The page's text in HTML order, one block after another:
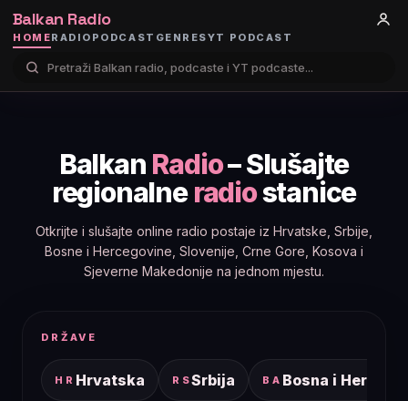
Balkan Radio
HOMERADIO PODCAST GENRESYT PODCAST
Balkan Radio– Slušajte
regionalneradiostanice
Otkrijte i slušajte online radio postaje iz Hrvatske, Srbije,
Bosne i Hercegovine, Slovenije, Crne Gore, Kosova i
Sjeverne Makedonije na jednom mjestu.
DRŽAVE
HR Hrvatska RSSrbija BA Bosna i